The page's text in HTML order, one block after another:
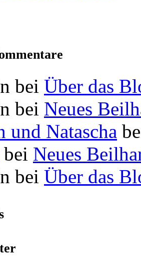
bei Über das
bei Neues
und Natascha
bei Neues
bei Über das